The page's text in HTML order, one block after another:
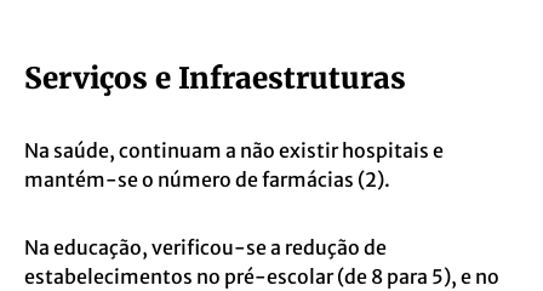
Serviços e Infraestruturas
Na saúde, continuam a não existir hospitais e
mantém-se o número de farmácias (2).
Na educação, verificou-se a redução de
estabelecimentos no pré-escolar (de 8 para 5), e no